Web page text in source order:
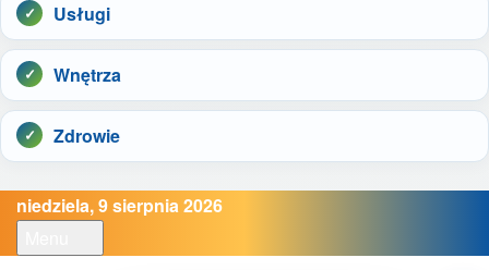
Usługi
Wnętrza
Zdrowie
niedziela, 9 sierpnia 2026